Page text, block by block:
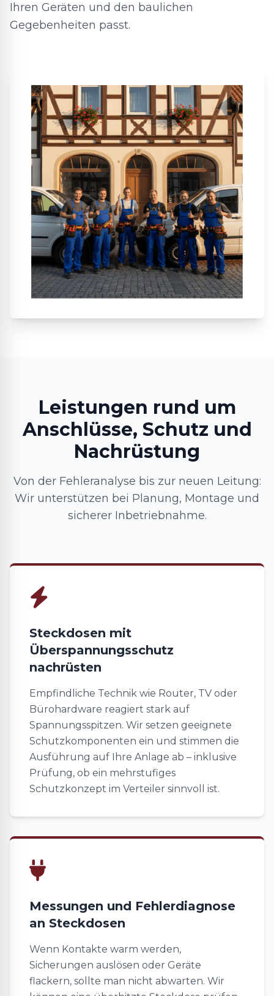
Ihren Geräten und den baulichen
Gegebenheiten passt.
Leistungen rund um
Anschlüsse, Schutz und
Nachrüstung
Von der Fehleranalyse bis zur neuen Leitung:
Wir unterstützen bei Planung, Montage und
sicherer Inbetriebnahme.
Steckdosen mit
Überspannungsschutz
nachrüsten
Empfindliche Technik wie Router, TV oder
Bürohardware reagiert stark auf
Spannungsspitzen. Wir setzen geeignete
Schutzkomponenten ein und stimmen die
Ausführung auf Ihre Anlage ab – inklusive
Prüfung, ob ein mehrstufiges
Schutzkonzept im Verteiler sinnvoll ist.
Messungen und Fehlerdiagnose
an Steckdosen
Wenn Kontakte warm werden,
Sicherungen auslösen oder Geräte
flackern, sollte man nicht abwarten. Wir